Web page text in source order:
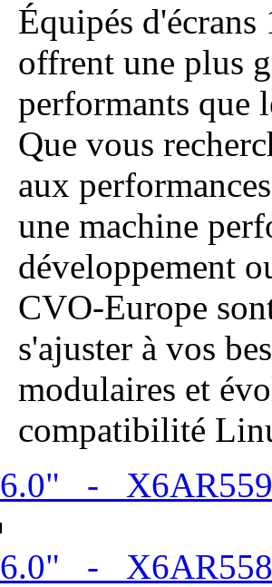
Équipés
offrent une plus
performants que
Que vous
aux
une machine
développement
CVO-Europe
s'ajuster à vos
modulaires et
compatibilité
-
-